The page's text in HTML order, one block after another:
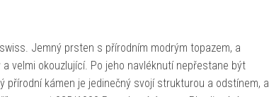
Jemný prsten s přírodním modrým topazem, a
velmi okouzlující. Po jeho navléknutí nepřestane být
kámen je jedinečný svojí strukturou a odstínem, a